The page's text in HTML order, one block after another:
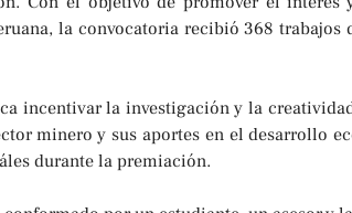
la convocatoria recibió 368 trabajos
incentivar la investigación y la
minero y sus aportes en el desarrollo
durante la premiación.